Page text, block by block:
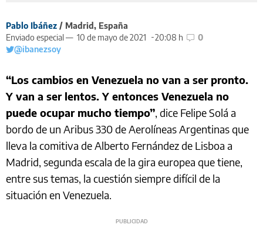
Pablo Ibáñez / Madrid, España
Enviado especial — 10 de mayo de 2021 20:08 h
0
@ibanezsoy
“Los cambios en Venezuela no van a ser pronto.
Y van a ser lentos. Y entonces Venezuela no
puede ocupar mucho tiempo”, dice Felipe Solá a
bordo de un Aribus 330 de Aerolíneas Argentinas que
lleva la comitiva de Alberto Fernández de Lisboa a
Madrid, segunda escala de la gira europea que tiene,
entre sus temas, la cuestión siempre difícil de la
situación en Venezuela.